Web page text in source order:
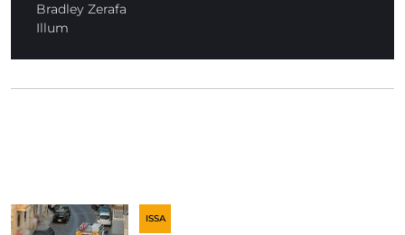
Bradley Zerafa
Illum
ISSA